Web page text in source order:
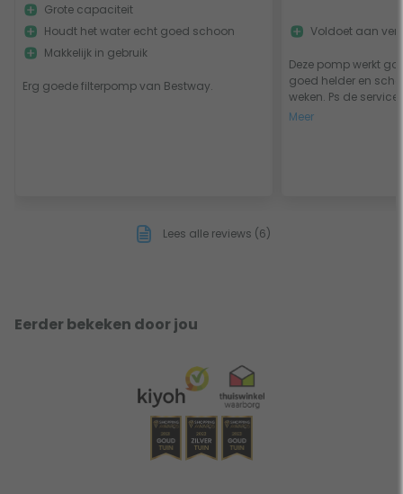
Erg goede filterpomp van Bestway.
Grote capaciteit
Houdt het water echt goed schoon
Makkelijk in gebruik
Deze pomp werkt
goed helder en
weken. Ps de service
Meer
Voldoet aan
Lees alle reviews (6)
Eerder bekeken door jou